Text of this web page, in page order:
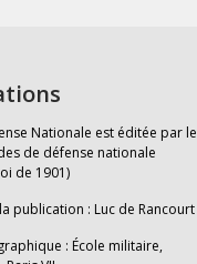
Nationale est éditée par le
de défense nationale
de 1901)
publication : Luc de Rancourt
: École militaire,